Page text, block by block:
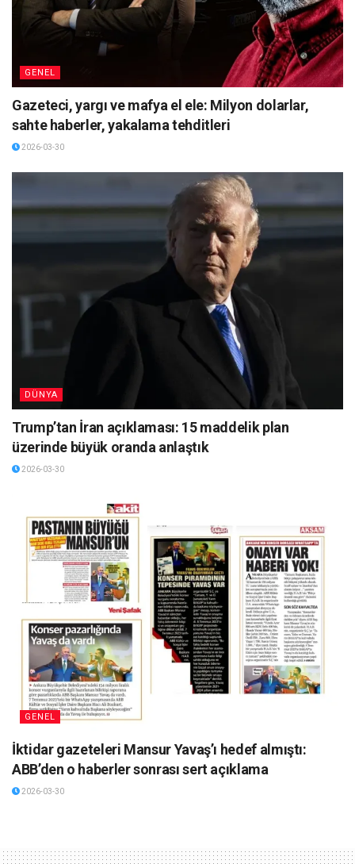
GENEL
Gazeteci, yargı ve mafya el ele: Milyon dolarlar,
sahte haberler, yakalama tehditleri
2026-03-30
DÜNYA
Trump’tan İran açıklaması: 15 maddelik plan
üzerinde büyük oranda anlaştık
2026-03-30
GENEL
İktidar gazeteleri Mansur Yavaş’ı hedef almıştı:
ABB’den o haberler sonrası sert açıklama
2026-03-30